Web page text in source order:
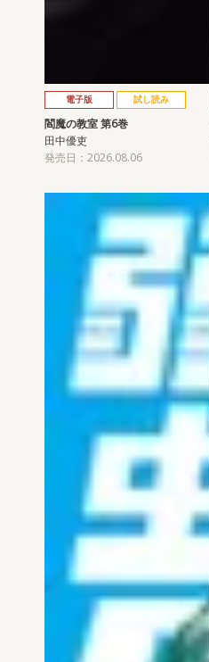
電子版 試し読み
閻魔の教室 第6巻
田中優吏
発売日：2026.08.06